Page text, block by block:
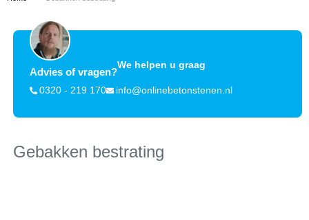
Advies of vragen?
We helpen u graag
0320 - 219 170 info@onlinebetonstenen.nl
Gebakken bestrating